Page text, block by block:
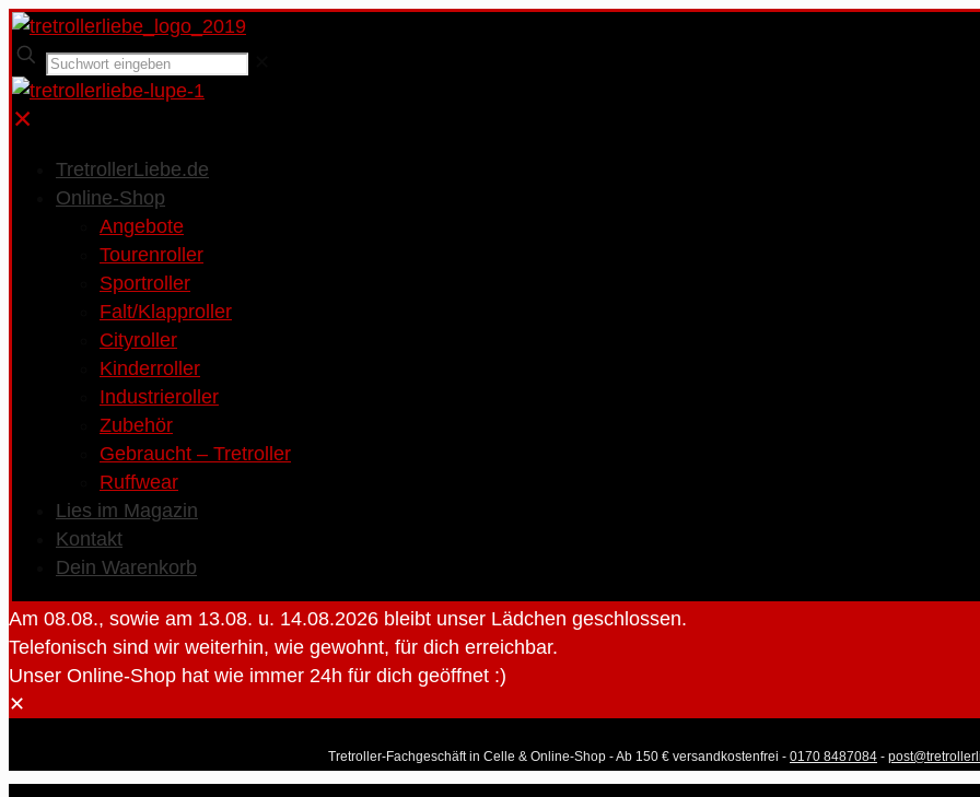
✕
TretrollerLiebe.de
Online-Shop
Angebote
Tourenroller
Sportroller
Falt/Klapproller
Cityroller
Kinderroller
Industrieroller
Zubehör
Gebraucht – Tretroller
Ruffwear
Lies im Magazin
Kontakt
Dein Warenkorb
Am 08.08., sowie am 13.08. u. 14.08.2026 bleibt unser Lädchen geschlossen.
Telefonisch sind wir weiterhin, wie gewohnt, für dich erreichbar.
Unser Online-Shop hat wie immer 24h für dich geöffnet :)
✕
Tretroller-Fachgeschäft in Celle & Online-Shop - Ab 150 € versandkostenfrei - 0170 8487084 -